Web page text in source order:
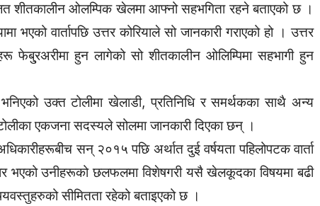
शीतकालीन ओलम्पिक खेलमा आफ्नो सहभगिता रहने बताएको छ ।
भएको वार्तापछि उत्तर कोरियाले सो जानकारी गराएको हो । उत्तर
फेबु्रअरीमा हुन लागेको सो शीतकालीन ओलिम्पिमा सहभागी हुन
उक्त टोलीमा खेलाडी, प्रतिनिधि र समर्थकका साथै अन्य
टोलीका एकजना सदस्यले सोलमा जानकारी दिएका छन् ।
सन् २०१५ पछि अर्थात दुई वर्षयता पहिलोपटक वार्ता
भएको उनीहरूको छलफलमा विशेषगरी यसै खेलकूदका विषयमा बढी
सीमितता रहेको बताइएको छ ।